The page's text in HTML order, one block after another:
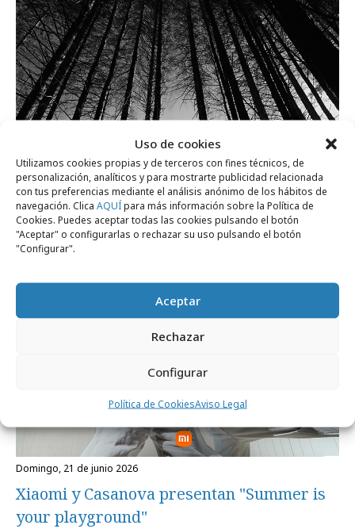
Uso de cookies
Utilizamos cookies propias y de terceros con fines técnicos, de
personalización, analíticos y para mostrarte publicidad relacionada
con tus preferencias mediante el análisis anónimo de los hábitos de
navegación. Clica AQUÍpara más información sobre la Política de
Cookies. Puedes aceptar todas las cookies pulsando el botón
"Aceptar" o configurarlas o rechazar su uso pulsando el botón
"Configurar".
Aceptar
Rechazar
Configurar
Política de CookiesAviso Legal
viernes, 10 de julio 2026
Mondraker: Cómo liderar la conversación
y el mercado
Campañas
domingo, 21 de junio 2026
Xiaomi y Casanova presentan "Summer is
your playground"